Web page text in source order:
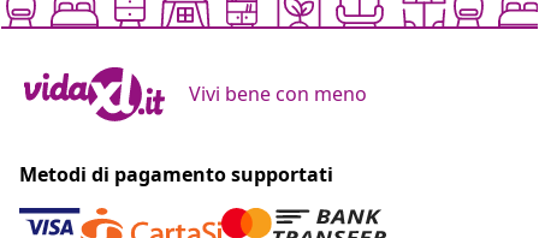
Vivi bene con meno
Metodi di pagamento supportati